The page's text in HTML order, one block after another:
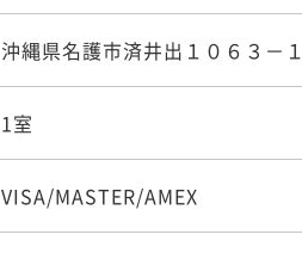
沖縄県名護市済井出１０６３－１
1室
VISA/MASTER/AMEX